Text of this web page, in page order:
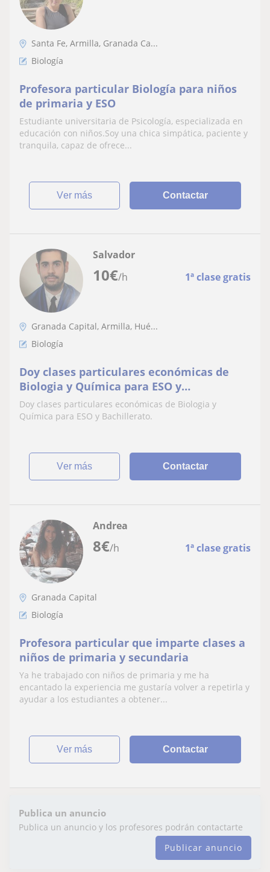
Santa Fe, Armilla, Granada Ca...
Biología
Profesora particular Biología para niños
de primaria y ESO
Estudiante universitaria de Psicología, especializada en
educación con niños.Soy una chica simpática, paciente y
tranquila, capaz de ofrece...
ver más Contactar
10€/h 1ª clase gratis
Salvador
Granada Capital, Armilla, Hué...
Biología
Doy clases particulares económicas de
Biologia y Química para ESO y
Bachillerato
Doy clases particulares económicas de Biologia y
Química para ESO y Bachillerato.
ver más Contactar
8€/h 1ª clase gratis
Andrea
Granada Capital
Biología
Profesora particular que imparte clases a
niños de primaria y secundaria
Ya he trabajado con niños de primaria y me ha
encantado la experiencia me gustaría volver a repetirla y
ayudar a los estudiantes a obtener...
ver más Contactar
Publica un anuncio
Publica un anuncio y los profesores podrán contactarte
Publicar anuncio